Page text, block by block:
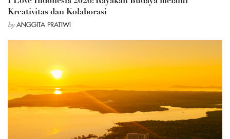
Kreativitas dan Kolaborasi
by ANGGITA PRATIWI